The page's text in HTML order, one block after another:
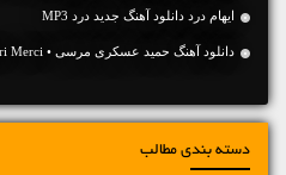
ایهام درد دانلود آهنگ جدید درد MP3
دانلود آهنگ حمید عسکری مرسی • Hamid Askari Merci
دسته بندی مطالب